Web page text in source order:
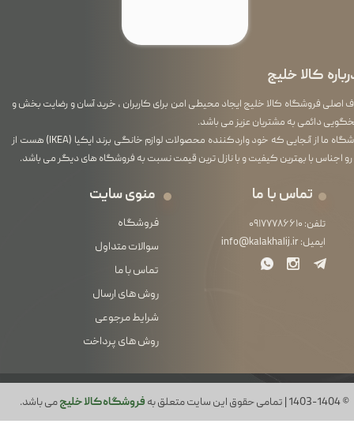
© 1403-1404 | تمامی حقوق این سایت متعلق به فروشگاه کالا خلیجمی باشد.
کالا خلیج
اصلی فروشگاه کالا خلیج ایجاد محیطی امن برای کاربران ، خرید آسان و رضایت بخش و
دائمی به مشتریان عزیز می باشد.
فروشگاه ما از آنجایی که خود واردکننده محصولات لوازم خانگی برند ایکیا (IKEA) هست از
رو اجناس با بهترین کیفیت و با نازل ترین قیمت نسبت به فروشگاه های دیگر می باشد.
منوی سایت
فروشگاه
سوالات متداول
تماس با ما
روش های ارسال
شرایط مرجوعی
روش های پرداخت
تماس با ما
تلفن: ۰۹۱۷۷۷۸۶۶۱۰
ایمیل:info@kalakhalij.ir